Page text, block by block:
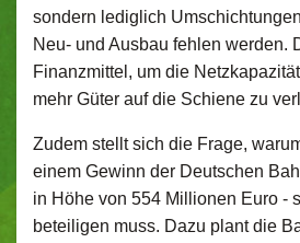
sondern lediglich
Neu- und Ausbau fehlen werden.
Finanzmittel, um die
mehr Güter auf die Schiene zu
Zudem stellt sich die Frage,
einem Gewinn der Deutschen
in Höhe von 554 Millionen Euro -
beteiligen muss. Dazu plant die